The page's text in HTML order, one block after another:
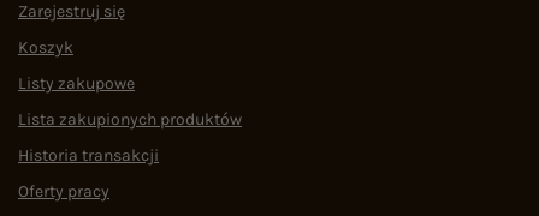
Zarejestruj się
Koszyk
Listy zakupowe
Lista zakupionych produktów
Historia transakcji
Oferty pracy